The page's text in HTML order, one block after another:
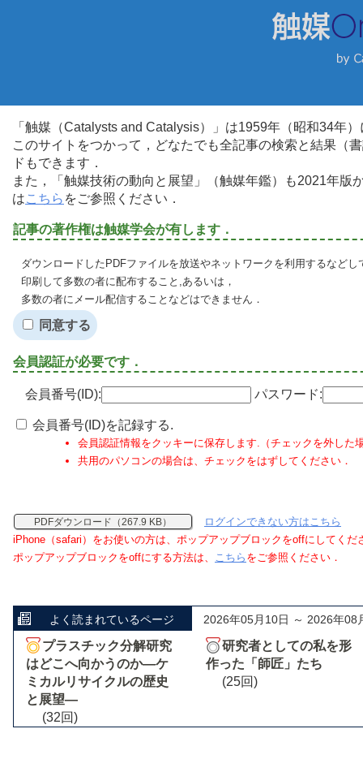
「触媒（Catalysts and Catalysis）」は1959年（昭和34年
このサイトをつかって，どなたでも全記事の検索と結果（
ドもできます．
また，「触媒技術の動向と展望」（触媒年鑑）も2021年
はこちら をご参照ください．
記事の著作権は触媒学会が有します．
ダウンロードしたPDFファイルを放送やネットワークを利用するなど
印刷して多数の者に配布すること,あるいは，
多数の者にメール配信することなどはできません．
同意する
会員認証が必要です．
会員番号(ID): パスワード:
会員番号(ID)を記録する.
会員認証情報をクッキーに保存します.（チェックを外した
共用のパソコンの場合は、チェックをはずしてください．
PDFダウンロード（267.9 KB）
ログインできない方はこちら
iPhone（safari）をお使いの方は、ポップアップブロックをoffにしてくだ
ポップアップブロックをoffにする方法は、 こちら をご参照ください．
よく読まれているページ 2026年05月10日 ～ 2026年08
プラスチック分解研究
はどこへ向かうのか―ケ
ミカルリサイクルの歴史
と展望―
(32回)
研究者としての私を形
作った「師匠」たち
(25回)